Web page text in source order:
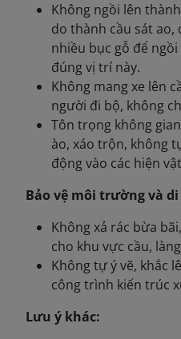
Không ngồi lên
do thành cầu sát ao,
nhiều bục gỗ để
đúng vị trí này.
Không mang xe lên
người đi bộ, không
Tôn trọng không
ào, xáo trộn, không
động vào các hiện
Bảo vệ môi trường và di
Không xả rác bừa
cho khu vực cầu,
Không tự ý vẽ, khắc
công trình kiến trúc
Lưu ý khác: